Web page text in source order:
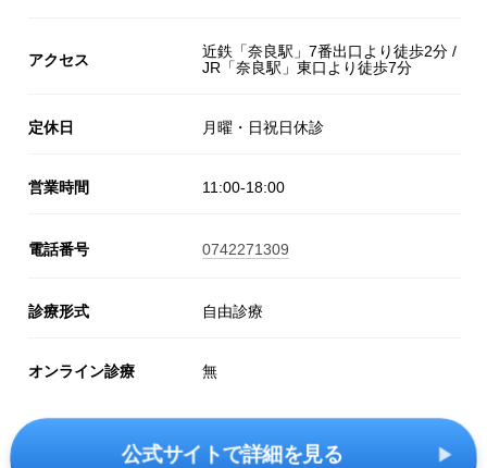
アクセス
近鉄「奈良駅」7番出口より徒歩2分 /
JR「奈良駅」東口より徒歩7分
定休日 月曜・日祝日休診
営業時間 11:00-18:00
電話番号 0742271309
診療形式 自由診療
オンライン診療 無
公式サイトで詳細を見る